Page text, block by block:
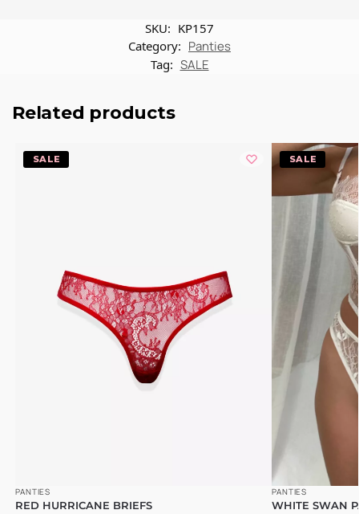
SKU: KP157
Category: Panties
Tag: SALE
Related products
-20%
PANTIES
RED HURRICANE BRIEFS
-20%
PANTIES
WHITE SWAN